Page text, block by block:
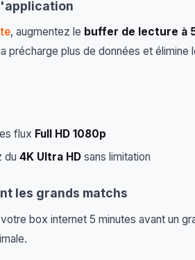
, augmentez le buffer de lecture à
précharge plus de données et élimine
flux Full HD 1080p
du 4K Ultra HDsans limitation
les grands matchs
box internet 5 minutes avant un